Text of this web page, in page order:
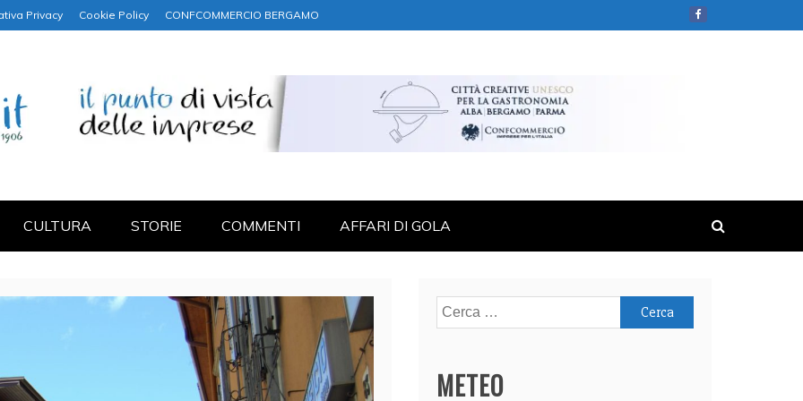
Privacy Cookie Policy CONFCOMMERCIO BERGAMO
CULTURA STORIE COMMENTI AFFARI DI GOLA
Ricerca
per:
METEO